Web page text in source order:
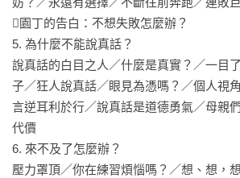
7個關於成長的提問，你將學會：
為什麼要上學——教你了解學習的真義；
為什麼要聽話——教你擁有傾聽與溝通的
為什麼要早起——教你認識自由與自律；
失敗怎麼辦——教你學習失敗與成功；
為什麼不能說真話——教你反思真相與觀點
來不及了怎麼辦——教你不好高騖遠，每日
我很愛計較嗎——教你認識生命價值，改
園丁的告白：不想失敗怎麼辦？
5. 為什麼不能說真話？
說真話的白目之人／什麼是真實？／一目
子／狂人說真話／眼見為憑嗎？／個人視
言逆耳利於行／說真話是道德勇氣／母親
代價
6. 來不及了怎麼辦？
壓力罩頂／你在練習煩惱嗎？／想、想，